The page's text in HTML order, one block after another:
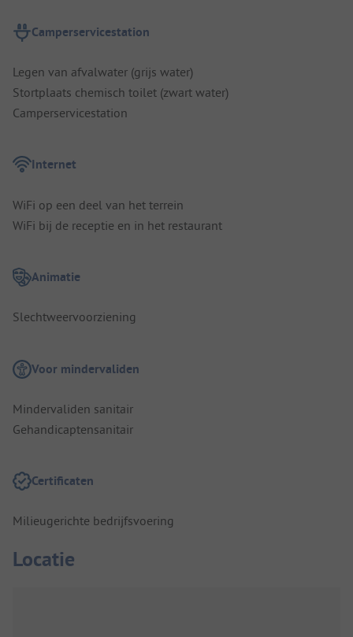
Camperservicestation
Legen van afvalwater (grijs water)
Stortplaats chemisch toilet (zwart water)
Camperservicestation
Internet
WiFi op een deel van het terrein
WiFi bij de receptie en in het restaurant
Animatie
Slechtweervoorziening
Voor mindervaliden
Mindervaliden sanitair
Gehandicaptensanitair
Certificaten
Milieugerichte bedrijfsvoering
Locatie